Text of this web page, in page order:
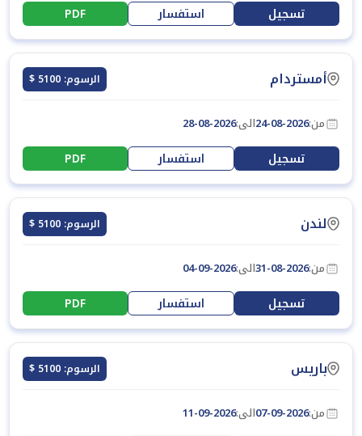
تسجيل استفسار PDF
أمستردام الرسوم: 5100 $
من:24-08-2026الى:28-08-2026
تسجيل استفسار PDF
لندن الرسوم: 5100 $
من:31-08-2026الى:04-09-2026
تسجيل استفسار PDF
باريس الرسوم: 5100 $
من:07-09-2026الى:11-09-2026